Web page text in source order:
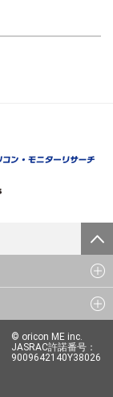
© oricon ME inc.
JASRAC許諾番号：
9009642140Y38026